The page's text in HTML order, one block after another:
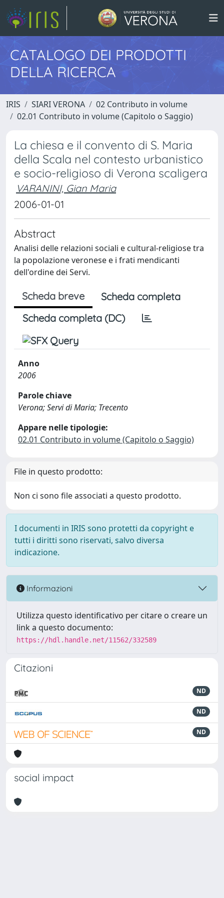
CATALOGO DEI PRODOTTI
DELLA RICERCA
IRIS SIARI VERONA
02 Contributo in volume
02.01 Contributo in volume (Capitolo o Saggio)
La chiesa e il convento di S. Maria
della Scala nel contesto urbanistico
e socio-religioso di Verona scaligera
VARANINI, Gian Maria
2006-01-01
Abstract
Analisi delle relazioni sociali e cultural-religiose tra
la popolazione veronese e i frati mendicanti
dell'ordine dei Servi.
Scheda breve
Scheda completa
Scheda completa (DC)
Anno
2006
Parole chiave
Verona; Servi di Maria; Trecento
Appare nelle tipologie:
02.01 Contributo in volume (Capitolo o Saggio)
File in questo prodotto:
Non ci sono file associati a questo prodotto.
I documenti in IRIS sono protetti da copyright e
tutti i diritti sono riservati, salvo diversa
indicazione.
Informazioni
Utilizza questo identificativo per citare o creare un
link a questo documento:
https://hdl.handle.net/11562/332589
Citazioni
ND
ND
ND
social impact